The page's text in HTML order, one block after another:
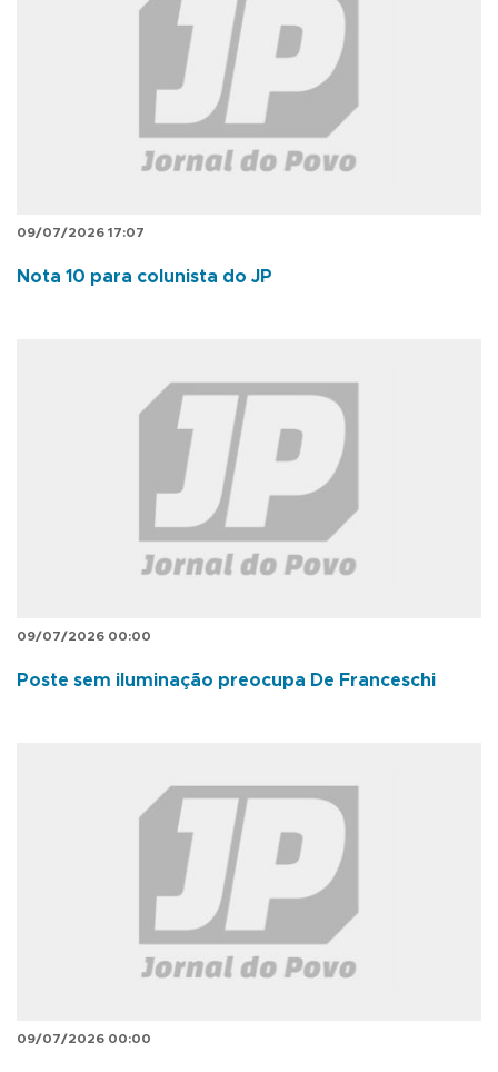
09/07/2026 17:07
Nota 10 para colunista do JP
09/07/2026 00:00
Poste sem iluminação preocupa De Franceschi
09/07/2026 00:00